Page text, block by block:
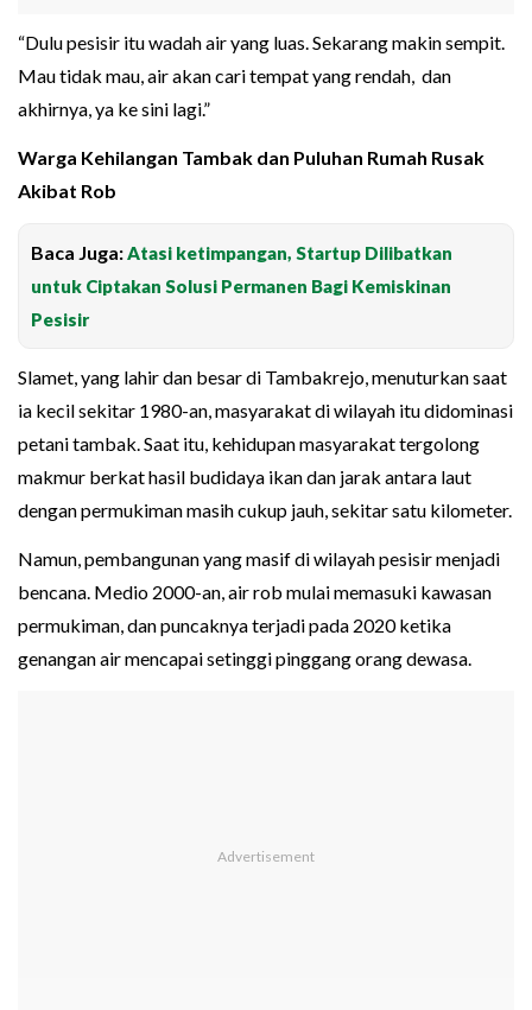
“Dulu pesisir itu wadah air yang luas. Sekarang makin sempit.
Mau tidak mau, air akan cari tempat yang rendah, dan
akhirnya, ya ke sini lagi.”
Warga Kehilangan Tambak dan Puluhan Rumah Rusak
Akibat Rob
Baca Juga:Atasi ketimpangan, Startup Dilibatkan
untuk Ciptakan Solusi Permanen Bagi Kemiskinan
Pesisir
Slamet, yang lahir dan besar di Tambakrejo, menuturkan saat
ia kecil sekitar 1980-an, masyarakat di wilayah itu didominasi
petani tambak. Saat itu, kehidupan masyarakat tergolong
makmur berkat hasil budidaya ikan dan jarak antara laut
dengan permukiman masih cukup jauh, sekitar satu kilometer.
Namun, pembangunan yang masif di wilayah pesisir menjadi
bencana. Medio 2000-an, air rob mulai memasuki kawasan
permukiman, dan puncaknya terjadi pada 2020 ketika
genangan air mencapai setinggi pinggang orang dewasa.